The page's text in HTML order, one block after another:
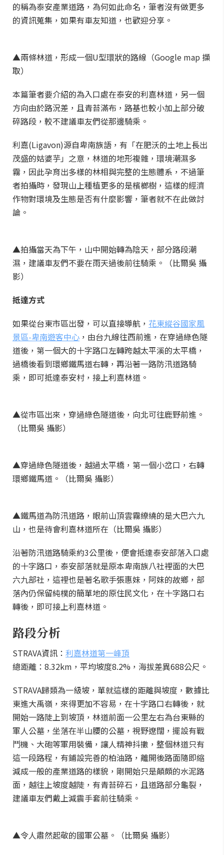
的稱為泰安產業道路，為何如此命名，筆者沒有做更多
的資訊蒐集，如果有車友知道，也歡迎分享。
▲兩條林道，形成一個U型環狀的路線（Google map 擷
取）
本篇筆者要介紹的為入口處在泰安的利嘉林道，另一個
方向由於路況差，且青苔滿布，路基也較小加上部分破
碎路段，較不建議車友們從那邊騎乘。
利嘉(Ligavon)源自卑南族語，有「在肥沃的土地上長出
茂盛的姑婆芋」之意，林道的地形複雜，環境潮濕多
霧，因此孕育出多樣的林相與完整的生態體系，不過筆
者拍攝時，發現山上種植更多的是檳榔樹，這樣的經濟
作物對環境及生態是否有什麼影響，筆者就不在此做討
論。
▲拍攝當天為下午，山中開始轉為陰天，部分路段潮
濕，建議車友們不要在雨天過後前往騎乘。（比爾吳 攝
影）
抵達方式
如果從台東市區出發，可以直接導航， 花東縱谷國家風
景區-卑南遊客中心 ，由台九線往西前進，在穿過綠色隧
道後，第一個大的十字路口左轉跨越太平溪的太平橋，
過橋後看到環鄉鐵馬道右轉，再沿著一路防汛道路騎
乘，即可抵達泰安村，接上利嘉林道。
▲從市區出來，穿過綠色隧道後，向北可往鹿野前進。
（比爾吳 攝影）
▲穿過綠色隧道後，越過太平橋，第一個小岔口，右轉
環鄉鐵馬道。（比爾吳 攝影）
▲鐵馬道為防汛道路，眼前山頂雲霧繚繞的是大巴六九
山，也是待會利嘉林道所在（比爾吳 攝影）
沿著防汛道路騎乘約3公里後，便會抵達泰安部落入口處
的十字路口，泰安部落就是原本卑南族八社裡面的大巴
六九部社，這裡也是著名歌手張惠妹，阿妹的故鄉，部
落內仍保留純樸的簡單地的原住民文化，在十字路口右
轉後，即可接上利嘉林道。
路段分析
STRAVA資訊： 利嘉林道第一峰頂
總距離：8.32km，平均坡度8.2%，海拔差異688公尺。
STRAVA歸類為一級坡，單就這樣的距離與坡度，數據比
東進大禹嶺，來得更加不容易，在十字路口右轉後，就
開始一路陡上到坡頂，林道前面一公里左右為台東縣的
軍人公墓，坐落在半山腰的公墓，視野遼闊，擺設有戰
鬥機、大砲等軍用裝備，讓人精神抖擻，整個林道只有
這一段路程，有鋪設完善的柏油路，離開後路面隨即縮
減成一般的產業道路的樣貌，剛開始只是顛頗的水泥路
面，越往上坡度越陡，有青苔碎石，且道路部分龜裂，
建議車友們戴上減震手套前往騎乘。
▲令人肅然起敬的國軍公墓。（比爾吳 攝影）